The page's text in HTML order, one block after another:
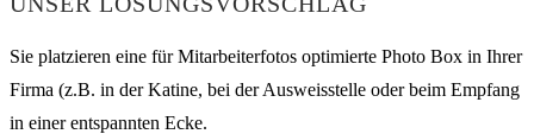
Sie platzieren eine für Mitarbeiterfotos optimierte Photo Box in Ihrer
Firma (z.B. in der Katine, bei der Ausweisstelle oder beim Empfang
in einer entspannten Ecke.